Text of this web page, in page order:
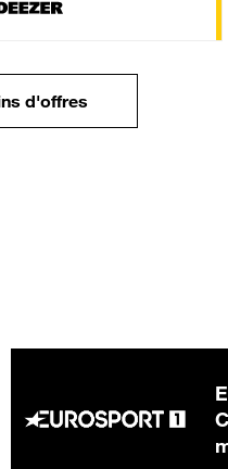
d'offres